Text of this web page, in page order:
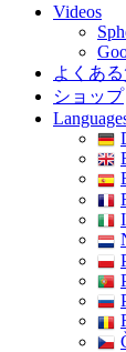
Videos
よくあ
ショップ